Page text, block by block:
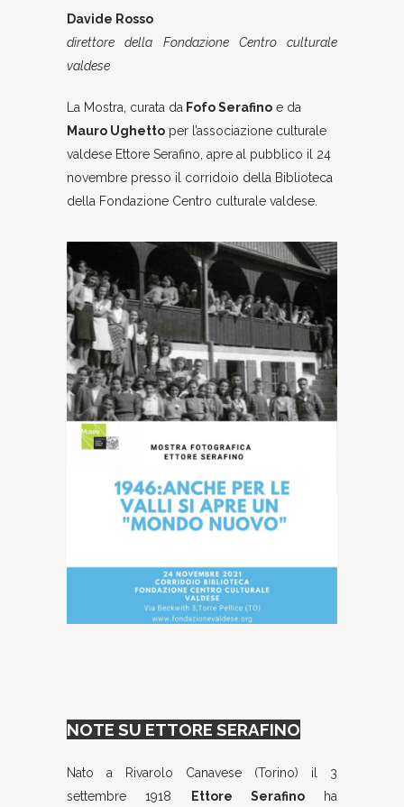
Davide Rosso
direttore della Fondazione Centro culturale
valdese
La Mostra, curata da Fofo Serafino e da
Mauro Ughetto per l’associazione culturale
valdese Ettore Serafino, apre al pubblico il 24
novembre presso il corridoio della Biblioteca
della Fondazione Centro culturale valdese.
NOTE SU ETTORE SERAFINO
Nato a Rivarolo Canavese (Torino) il 3
settembre 1918
Ettore Serafinoha